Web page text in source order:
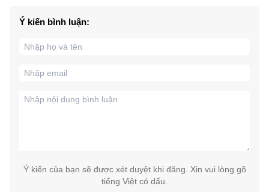
Ý kiến bình luận:
Ý kiến của bạn sẽ được xét duyệt khi đăng. Xin vui lòng gõ
tiếng Việt có dấu.